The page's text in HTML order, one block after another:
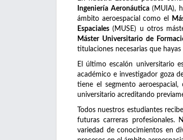
Ingeniería Aeronáutica (MUIA),
ámbito aeroespacial como el
Espaciales (MUSE) u otros
Máster Universitario de
titulaciones necesarias que
El último escalón universitario
académico e investigador goza
tiene el segmento
universitario acreditando
Todos nuestros estudiantes
futuras carreras profesionales.
variedad de conocimientos en